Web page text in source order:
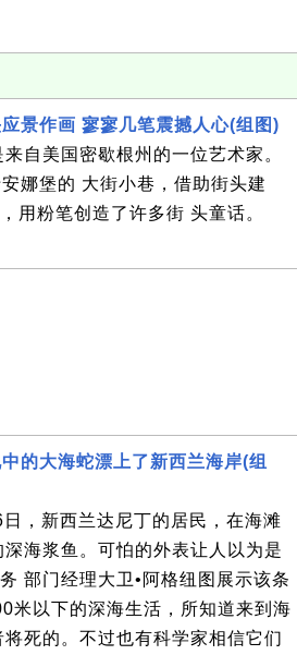
景作画 寥寥几笔震撼人心(组图)
自美国密歇根州的一位艺术家。
娜堡的 大街小巷，借助街头建
用粉笔创造了许多街 头童话。
的大海蛇漂上了新西兰海岸(组
，新西兰达尼丁的居民，在海滩
海浆鱼。可怕的外表让人以为是
部门经理大卫•阿格纽图展示该条
米以下的深海生活，所知道来到海
死的。不过也有科学家相信它们